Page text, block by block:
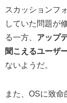
スカッションフ
していた問題が
る一方、 アップ
聞こえるユーザ
ないようだ。
また、OSに致